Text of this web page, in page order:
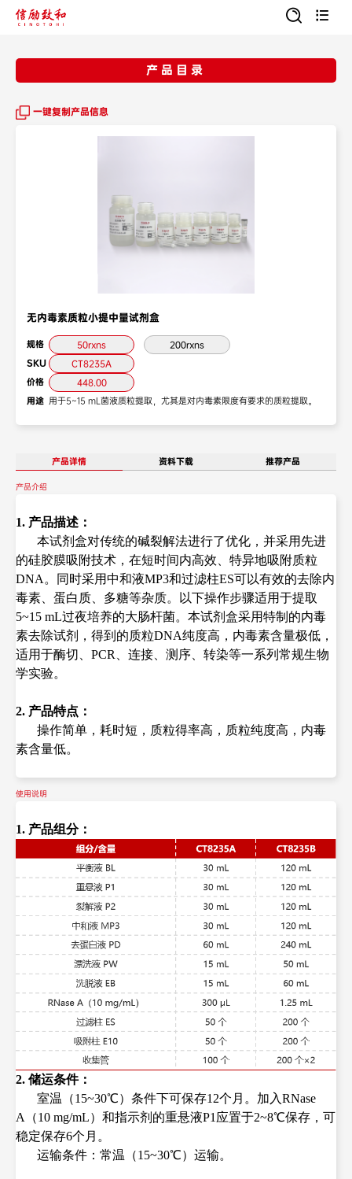
 
产品目录
一键复制产品信息
无内毒素质粒小提中量试剂盒
规格 50rxns
200rxns
SKU
CT8235A
价格
448.00
用途 用于5~15 mL菌液质粒提取，尤其是对内毒素限度有要求的质粒提取。
产品详情 资料下载 推荐产品
产品介绍
1. 产品描述：
本试剂盒对传统的碱裂解法进行了优化，并采用先进
的硅胶膜吸附技术，在短时间内高效、特异地吸附质粒
DNA。同时采用中和液MP3和过滤柱ES可以有效的去除内
毒素、蛋白质、多糖等杂质。以下操作步骤适用于提取
5~15 mL过夜培养的大肠杆菌。本试剂盒采用特制的内毒
素去除试剂，得到的质粒DNA纯度高，内毒素含量极低，
适用于酶切、PCR、连接、测序、转染等一系列常规生物
学实验。
2. 产品特点：
操作简单，耗时短，质粒得率高，质粒纯度高，内毒
素含量低。
使用说明
1. 产品组分：
2. 储运条件：
室温（15~30℃）条件下可保存12个月。加入RNase
A（10 mg/mL）和指示剂的重悬液P1应置于2~8℃保存，可
稳定保存6个月。
运输条件：常温（15~30℃）运输。